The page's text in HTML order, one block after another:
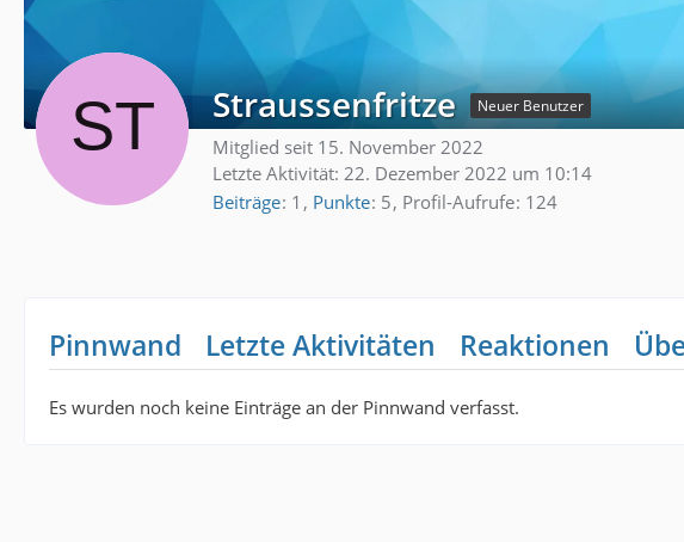
Straussenfritze Neuer Benutzer
Mitglied seit 15. November 2022
Letzte Aktivität: 22. Dezember 2022 um 10:14
Beiträge 1 Punkte 5 Profil-Aufrufe 124
Pinnwand Letzte Aktivitäten Reaktionen
Es wurden noch keine Einträge an der Pinnwand verfasst.